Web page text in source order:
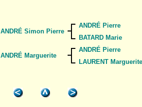
ANDRÉ Simon Pierre
ANDRÉ Pierre
BATARD Marie
ANDRÉ Marguerite
ANDRÉ Pierre
LAURENT Marguerite